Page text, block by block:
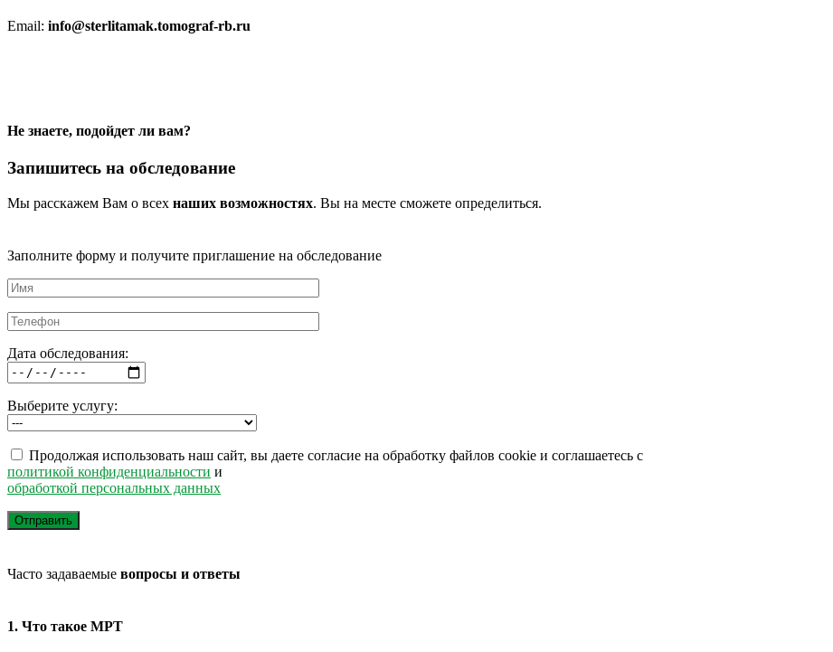
Email: info@sterlitamak.tomograf-rb.ru
Не знаете, подойдет ли вам?
Запишитесь на обследование
Мы расскажем Вам о всех наших возможностях. Вы на месте сможете определиться.
Заполните форму и получите приглашение на обследование
Дата обследования:
Выберите услугу:
Продолжая использовать наш сайт, вы даете согласие на обработку файлов cookie и соглашаетесь с
политикой конфиденциальности и
обработкой персональных данных
Часто задаваемые вопросы и ответы
1. Что такое МРТ